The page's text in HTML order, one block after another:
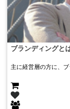
ブランディングと
主に経営層の方に、